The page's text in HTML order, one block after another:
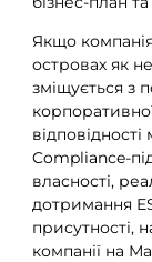
Якщо
островах як
зміщується з
Compliance-
власності,
дотримання
присутності,
компанії на